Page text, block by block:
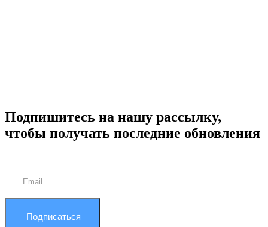
Подпишитесь на нашу рассылку,
чтобы получать последние обновления
Подписаться